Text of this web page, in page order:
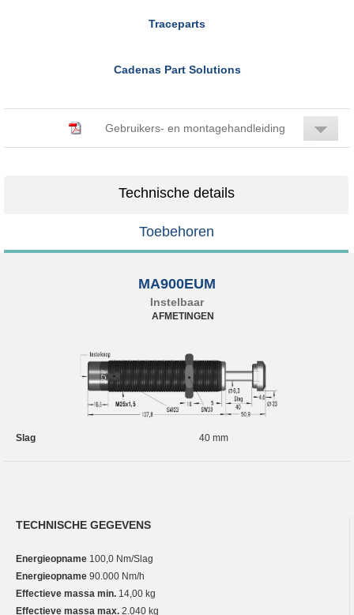
Traceparts
Cadenas Part Solutions
Gebruikers- en montagehandleiding
Technische details
Toebehoren
MA900EUM
Instelbaar
AFMETINGEN
Slag 40 mm
TECHNISCHE GEGEVENS
Energieopname 100,0 Nm/Slag
Energieopname 90.000 Nm/h
Effectieve massa min. 14,00 kg
Effectieve massa max. 2.040 kg